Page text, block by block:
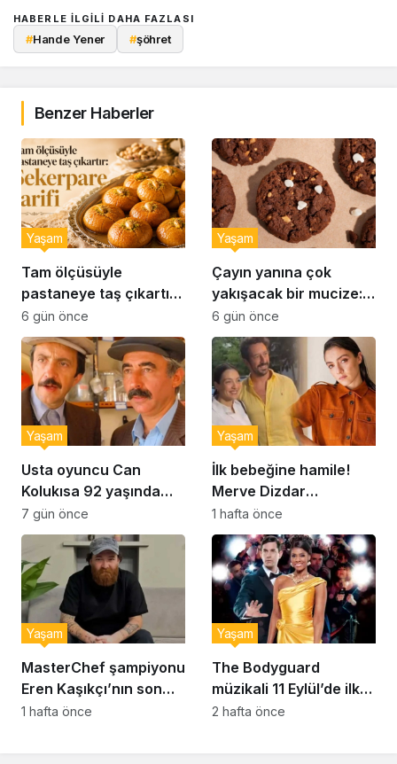
HABERLE ILGILI DAHA FAZLASI
#Hande Yener #şöhret
Benzer Haberler
Tam ölçüsüyle
pastaneye taş çıkartır:
Şekerpare tarifi
Yaşam
6 gün önce
Çayın yanına çok
yakışacak bir mucize:
Brownie tadında ıslak
kurabiye tarifi…
Yaşam
6 gün önce
Usta oyuncu Can
Kolukısa 92 yaşında
hayatını kaybetti
Yaşam
7 gün önce
İlk bebeğine hamile!
Merve Dizdar
sessizliğini bozdu: ‘İsim
bulmak çok zor’
Yaşam
1 hafta önce
MasterChef şampiyonu
Eren Kaşıkçı’nın son
anlarındaki kahreden
Yaşam
1 hafta önce
The Bodyguard
müzikali 11 Eylül’de ilk
kez Türkiye’de
Yaşam
2 hafta önce